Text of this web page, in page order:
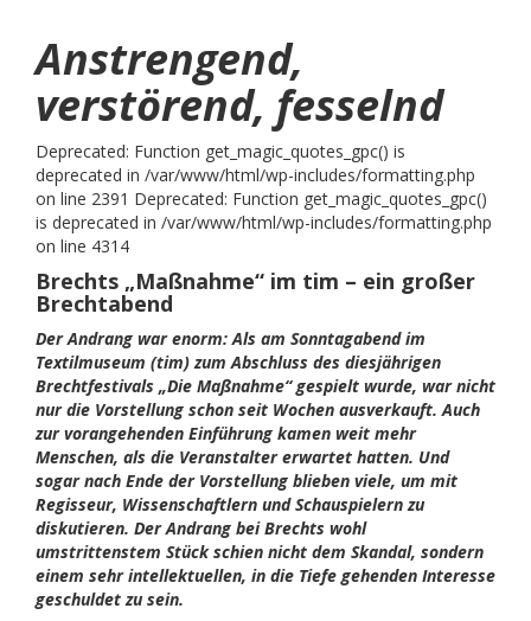
Anstrengend,
verstörend, fesselnd
Deprecated: Function get_magic_quotes_gpc() is
deprecated in /var/www/html/wp-includes/formatting.php
on line 2391 Deprecated: Function get_magic_quotes_gpc()
is deprecated in /var/www/html/wp-includes/formatting.php
on line 4314
Brechts „Maßnahme“ im tim – ein großer
Brechtabend
Der Andrang war enorm: Als am Sonntagabend im
Textilmuseum (tim) zum Abschluss des diesjährigen
Brechtfestivals „Die Maßnahme“ gespielt wurde, war nicht
nur die Vorstellung schon seit Wochen ausverkauft. Auch
zur vor­angehenden Einführung kamen weit mehr
Menschen, als die Veranstalter erwartet hatten. Und
sogar nach Ende der Vorstellung blieben viele, um mit
Regisseur, Wissenschaftlern und Schauspielern zu
diskutieren. Der Andrang bei Brechts wohl
umstrittenstem Stück schien nicht dem Skandal, sondern
einem sehr intellektuellen, in die Tiefe gehenden Interesse
geschuldet zu sein.